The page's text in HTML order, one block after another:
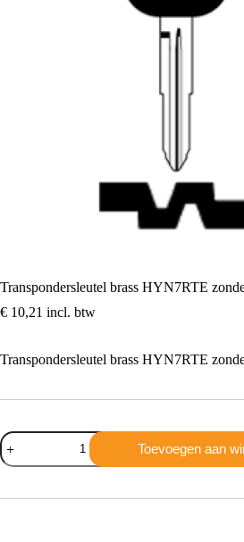
Transpondersleutel brass HYN7RTE
€ 10,21 incl. btw
Transpondersleutel brass HYN7RTE
Transpondersleutel
brass
HYN7RTE
chip
Toevoegen aan